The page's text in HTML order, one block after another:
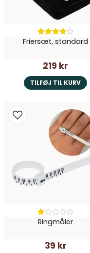
Friersæt, standard
219 kr
TILFØJ TIL KURV
Ringmåler
39 kr